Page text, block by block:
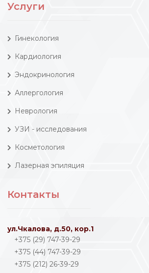
Услуги
Гинекология
Кардиология
Эндокринология
Аллергология
Неврология
УЗИ - исследования
Косметология
Лазерная эпиляция
Контакты
ул.Чкалова, д.50, кор.1
+375 (29) 747-39-29
+375 (44) 747-39-29
+375 (212) 26-39-29